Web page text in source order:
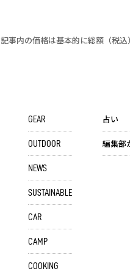
記事内の価格は基本的に総額（税
GEAR
OUTDOOR
NEWS
SUSTAINABLE
CAR
CAMP
COOKING
占い
編集部